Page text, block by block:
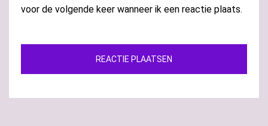
voor de volgende keer wanneer ik een reactie plaats.